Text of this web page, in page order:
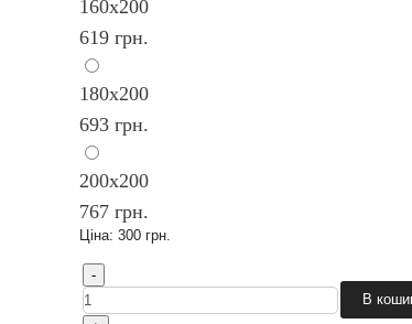
160х200
619 грн.
180х200
693 грн.
200х200
767 грн.
Ціна: 300 грн.